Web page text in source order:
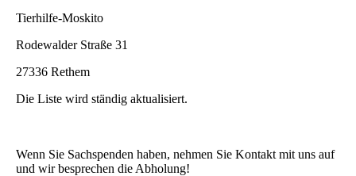
Tierhilfe-Moskito
Rodewalder Straße 31
27336 Rethem
Die Liste wird ständig aktualisiert.
Wenn Sie Sachspenden haben, nehmen Sie Kontakt mit uns auf
und wir besprechen die Abholung!